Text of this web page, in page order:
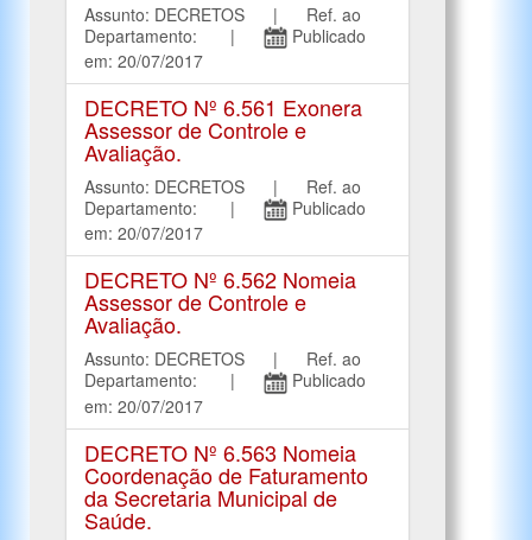
Assunto: DECRETOS | Ref. ao
Departamento: |
Publicado
em: 20/07/2017
DECRETO Nº 6.561 Exonera
Assessor de Controle e
Avaliação.
Assunto: DECRETOS | Ref. ao
Departamento: |
Publicado
em: 20/07/2017
DECRETO Nº 6.562 Nomeia
Assessor de Controle e
Avaliação.
Assunto: DECRETOS | Ref. ao
Departamento: |
Publicado
em: 20/07/2017
DECRETO Nº 6.563 Nomeia
Coordenação de Faturamento
da Secretaria Municipal de
Saúde.